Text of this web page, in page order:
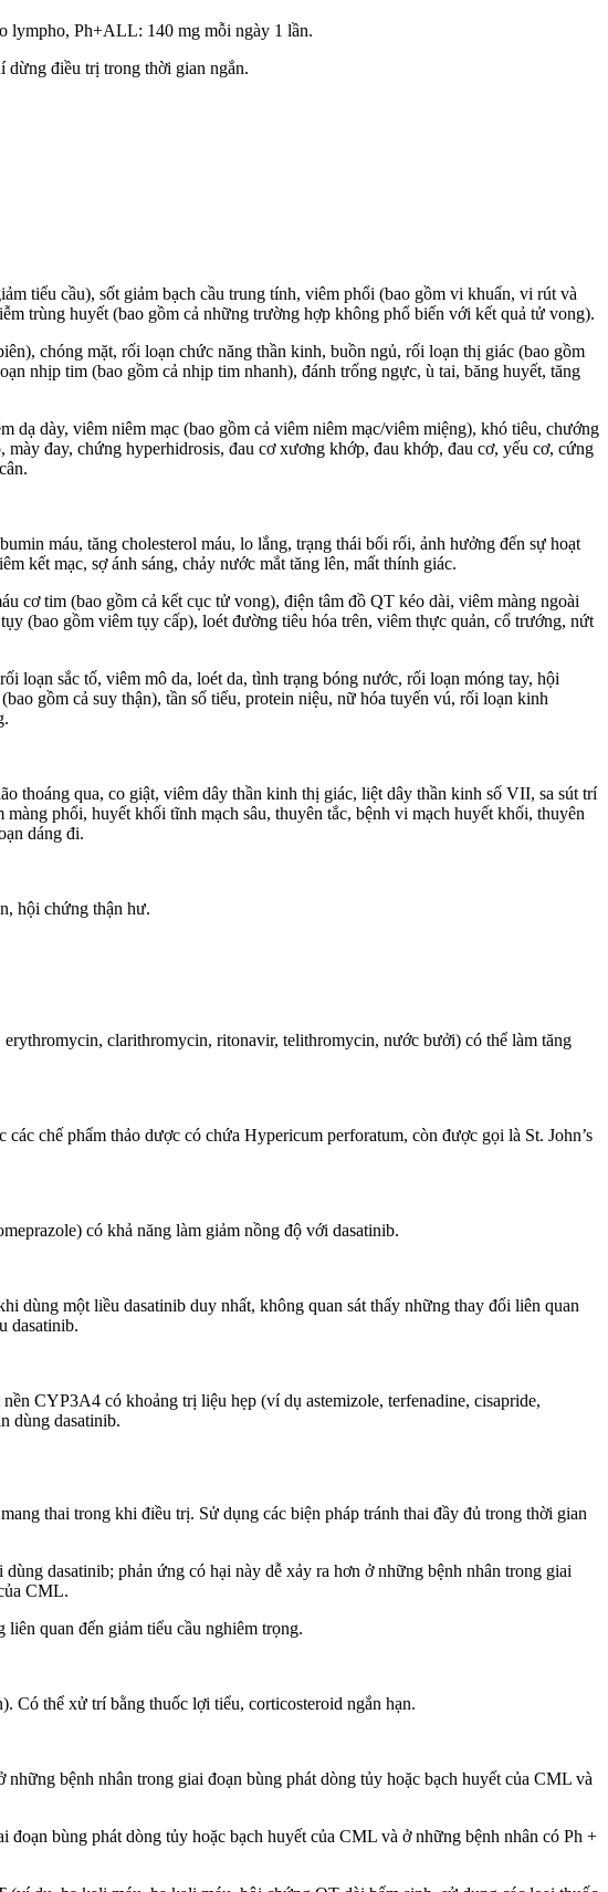
lympho, Ph+ALL: 140 mg mỗi ngày 1 lần.
dừng điều trị trong thời gian ngắn.
tiểu cầu), sốt giảm bạch cầu trung tính, viêm phổi (bao gồm vi khuẩn, vi rút và
trùng huyết (bao gồm cả những trường hợp không phổ biến với kết quả tử vong).
chóng mặt, rối loạn chức năng thần kinh, buồn ngủ, rối loạn thị giác (bao gồm
nhịp tim (bao gồm cả nhịp tim nhanh), đánh trống ngực, ù tai, băng huyết, tăng
dạ dày, viêm niêm mạc (bao gồm cả viêm niêm mạc/viêm miệng), khó tiêu, chướng
đay, chứng hyperhidrosis, đau cơ xương khớp, đau khớp, đau cơ, yếu cơ, cứng
máu, tăng cholesterol máu, lo lắng, trạng thái bối rối, ảnh hưởng đến sự hoạt
kết mạc, sợ ánh sáng, chảy nước mắt tăng lên, mất thính giác.
cơ tim (bao gồm cả kết cục tử vong), điện tâm đồ QT kéo dài, viêm màng ngoài
(bao gồm viêm tụy cấp), loét đường tiêu hóa trên, viêm thực quản, cổ trướng, nứt
loạn sắc tố, viêm mô da, loét da, tình trạng bóng nước, rối loạn móng tay, hội
gồm cả suy thận), tần số tiểu, protein niệu, nữ hóa tuyến vú, rối loạn kinh
thoáng qua, co giật, viêm dây thần kinh thị giác, liệt dây thần kinh số VII, sa sút trí
phổi, huyết khối tĩnh mạch sâu, thuyên tắc, bệnh vi mạch huyết khối, thuyên
dáng đi.
hội chứng thận hư.
clarithromycin, ritonavir, telithromycin, nước bưởi) có thể làm tăng
chế phẩm thảo dược có chứa Hypericum perforatum, còn được gọi là St. John’s
có khả năng làm giảm nồng độ với dasatinib.
dùng một liều dasatinib duy nhất, không quan sát thấy những thay đổi liên quan
dasatinib.
CYP3A4 có khoảng trị liệu hẹp (ví dụ astemizole, terfenadine, cisapride,
dùng dasatinib.
thai trong khi điều trị. Sử dụng các biện pháp tránh thai đầy đủ trong thời gian
dasatinib; phản ứng có hại này dễ xảy ra hơn ở những bệnh nhân trong giai
CML.
quan đến giảm tiểu cầu nghiêm trọng.
Có thể xử trí bằng thuốc lợi tiểu, corticosteroid ngắn hạn.
bệnh nhân trong giai đoạn bùng phát dòng tủy hoặc bạch huyết của CML và
bùng phát dòng tủy hoặc bạch huyết của CML và ở những bệnh nhân có Ph +